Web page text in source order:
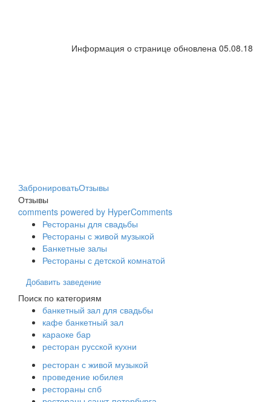
Информация о странице обновлена 05.08.18
ЗабронироватьОтзывы
Отзывы
comments powered by HyperComments
Рестораны для свадьбы
Рестораны с живой музыкой
Банкетные залы
Рестораны с детской комнатой
Добавить заведение
Поиск по категориям
банкетный зал для свадьбы
кафе банкетный зал
караоке бар
ресторан русской кухни
ресторан с живой музыкой
проведение юбилея
рестораны спб